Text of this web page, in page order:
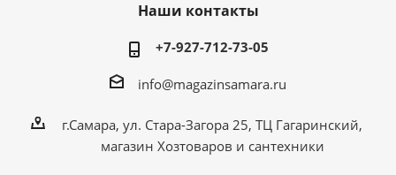
Наши контакты
+7-927-712-73-05
info@magazinsamara.ru
г.Самара, ул. Стара-Загора 25, ТЦ Гагаринский,
магазин Хозтоваров и сантехники